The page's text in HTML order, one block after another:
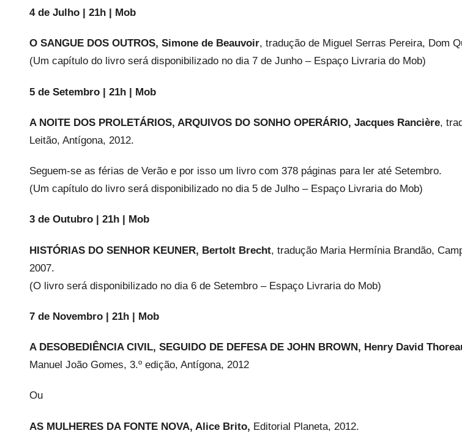
4 de Julho | 21h | Mob
O SANGUE DOS OUTROS, Simone de Beauvoir, tradução de Miguel Serras Pereira, Dom
(Um capítulo do livro será disponibilizado no dia 7 de Junho – Espaço Livraria do Mob)
5 de Setembro | 21h | Mob
A NOITE DOS PROLETÁRIOS, ARQUIVOS DO SONHO OPERÁRIO, Jacques Rancière,
Leitão, Antígona, 2012.
Seguem-se as férias de Verão e por isso um livro com 378 páginas para ler até Setembro.
(Um capítulo do livro será disponibilizado no dia 5 de Julho – Espaço Livraria do Mob)
3 de Outubro | 21h | Mob
HISTÓRIAS DO SENHOR KEUNER, Bertolt Brecht, tradução Maria Hermínia Brandão,
2007.
(O livro será disponibilizado no dia 6 de Setembro – Espaço Livraria do Mob)
7 de Novembro | 21h | Mob
A DESOBEDIÊNCIA CIVIL, SEGUIDO DE DEFESA DE JOHN BROWN, Henry David
Manuel João Gomes, 3.º edição, Antígona, 2012
Ou
AS MULHERES DA FONTE NOVA, Alice Brito, Editorial Planeta, 2012.